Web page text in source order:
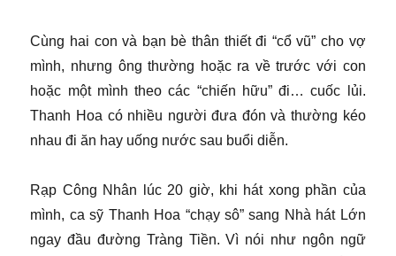
Cùng hai con và bạn bè thân thiết đi “cổ vũ” cho vợ
mình, nhưng ông thường hoặc ra về trước với con
hoặc một mình theo các “chiến hữu” đi… cuốc lủi.
Thanh Hoa có nhiều người đưa đón và thường kéo
nhau đi ăn hay uống nước sau buổi diễn.
Rạp Công Nhân lúc 20 giờ, khi hát xong phần của
mình, ca sỹ Thanh Hoa “chạy sô” sang Nhà hát Lớn
ngay đầu đường Tràng Tiền. Vì nói như ngôn ngữ